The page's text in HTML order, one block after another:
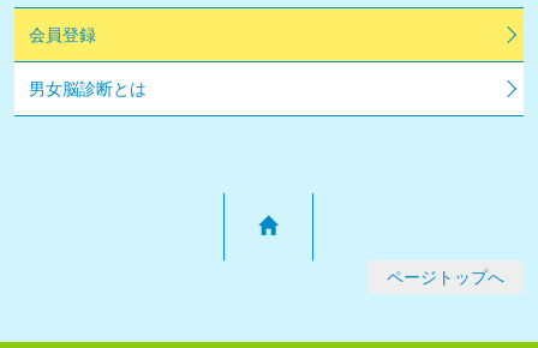
会員登録
男女脳診断とは
ページトップへ